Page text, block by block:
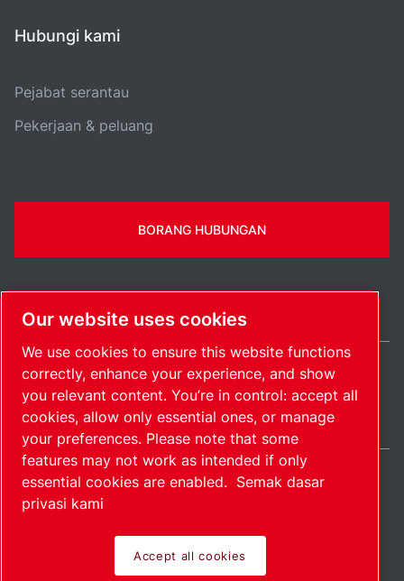
Hubungi kami
Pejabat serantau
Pekerjaan & peluang
BORANG HUBUNGAN
Peta LamanManage cookies© 2026 Hak Cipta.
Malaysia / MS
Produk perintis.
Our website uses cookies
We use cookies to ensure this website functions
correctly, enhance your experience, and show
you relevant content. You’re in control: accept all
cookies, allow only essential ones, or manage
your preferences. Please note that some
features may not work as intended if only
essential cookies are enabled. Semak dasar
privasi kami
Accept all cookies